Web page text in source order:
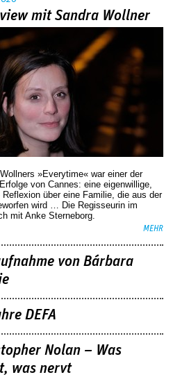
mit Sandra Wollner
»Everytime« war einer der
von Cannes: eine eigenwillige,
Reflexion über eine ­Familie, die aus der
wird … Die Regisseurin im
mit Anke Sterneborg.
MEHR
von Bárbara
DEFA
Nolan – Was
was nervt